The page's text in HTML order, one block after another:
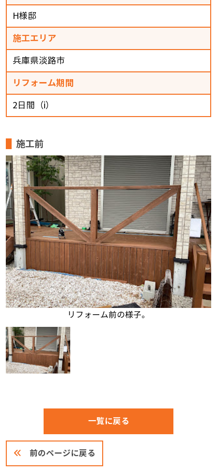
H様邸
施工エリア
兵庫県淡路市
リフォーム期間
2日間（i）
施工前
リフォーム前の様子。
前のページに戻る
一覧に戻る